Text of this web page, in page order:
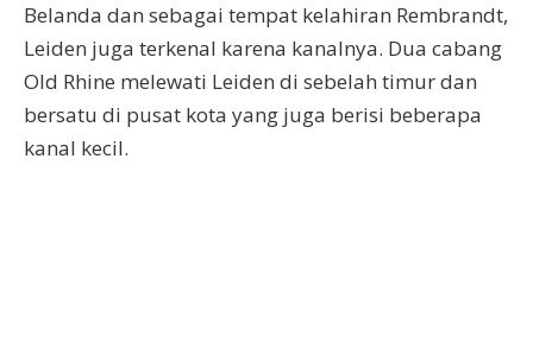
Belanda dan sebagai tempat kelahiran Rembrandt,
Leiden juga terkenal karena kanalnya. Dua cabang
Old Rhine melewati Leiden di sebelah timur dan
bersatu di pusat kota yang juga berisi beberapa
kanal kecil.